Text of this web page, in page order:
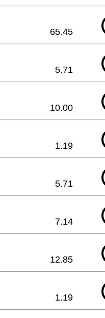
65.45
5.71
10.00
1.19
5.71
7.14
12.85
1.19